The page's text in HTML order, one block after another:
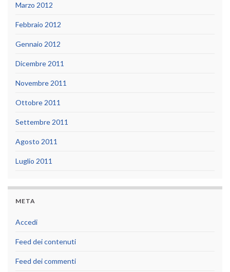
Marzo 2012
Febbraio 2012
Gennaio 2012
Dicembre 2011
Novembre 2011
Ottobre 2011
Settembre 2011
Agosto 2011
Luglio 2011
META
Accedi
Feed dei contenuti
Feed dei commenti